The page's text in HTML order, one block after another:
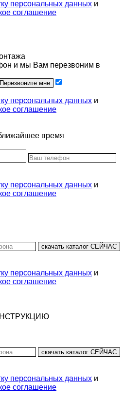
персональных данных и
соглашение
и мы Вам перезвоним в
Перезвоните мне
персональных данных и
соглашение
время
персональных данных и
соглашение
скачать каталог СЕЙЧАС
персональных данных и
соглашение
скачать каталог СЕЙЧАС
персональных данных и
соглашение